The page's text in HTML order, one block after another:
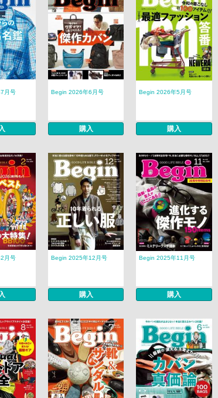
月号 Begin 2026年6月号
購入
Begin 2026年5月号
購入
月号 Begin 2025年12月号
購入
Begin 2025年11月号
購入